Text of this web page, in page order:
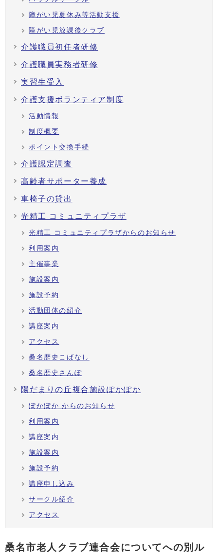
障がい児夏休み等活動支援
障がい児放課後クラブ
介護職員初任者研修
介護職員実務者研修
実習生受入
介護支援ボランティア制度
活動情報
制度概要
ポイント交換手続
介護認定調査
高齢者サポーター養成
車椅子の貸出
光精工 コミュニティプラザ
光精工 コミュニティプラザからのお知らせ
利用案内
主催事業
施設案内
施設予約
活動団体の紹介
講座案内
アクセス
桑名歴史こばなし
桑名歴史さんぽ
陽だまりの丘複合施設ぽかぽか
ぽかぽか からのお知らせ
利用案内
講座案内
施設案内
施設予約
講座申し込み
サークル紹介
アクセス
桑名市老人クラブ連合会についてへの別ル